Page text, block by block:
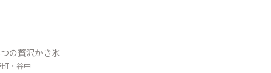
の贅沢かき氷
町・谷中